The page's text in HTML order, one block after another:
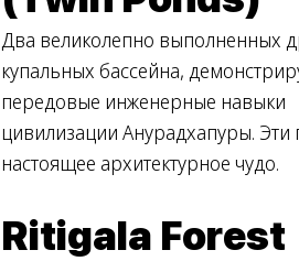
Два великолепно выполненных
купальных бассейна,
передовые инженерные навыки
цивилизации Анурадхапуры.
настоящее архитектурное чудо.
Ritigala Forest